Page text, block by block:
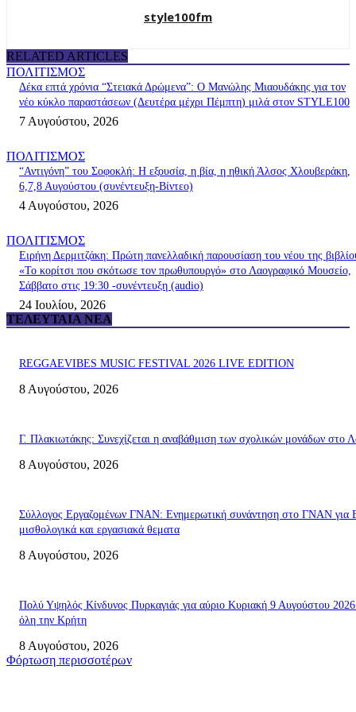
style100fm
RELATED ARTICLES
ΠΟΛΙΤΙΣΜΟΣ
Δέκα επτά χρόνια “Στειακά Δρώμενα”: Ο Μανώλης Μιαουδάκης για τον
νέο κύκλο παραστάσεων (Δευτέρα μέχρι Πέμπτη) μιλά στον STYLE100
7 Αυγούστου, 2026
ΠΟΛΙΤΙΣΜΟΣ
“Αντιγόνη” του Σοφοκλή: Η εξουσία, η βία, η ηθική Άλσος Χλουβεράκη,
6,7,8 Αυγούστου (συνέντευξη-Βίντεο)
4 Αυγούστου, 2026
ΠΟΛΙΤΙΣΜΟΣ
Ειρήνη Δερμιτζάκη: Πρώτη πανελλαδική παρουσίαση του νέου της
«Το κορίτσι που σκότωσε τον πρωθυπουργό» στο Λαογραφικό Μουσείο,
Σάββατο στις 19:30 -συνέντευξη (audio)
24 Ιουλίου, 2026
ΤΕΛΕΥΤΑΊΑ ΝΈΑ
REGGAEVIBES MUSIC FESTIVAL 2026 LIVE EDITION
8 Αυγούστου, 2026
Γ. Πλακιωτάκης: Συνεχίζεται η αναβάθμιση των σχολικών μονάδων στο
8 Αυγούστου, 2026
Σύλλογος Εργαζομένων ΓΝΑΝ: Ενημερωτική συνάντηση στο ΓΝΑΝ
μισθολογικά και εργασιακά θεματα
8 Αυγούστου, 2026
Πολύ Υψηλός Κίνδυνος Πυρκαγιάς για αύριο Κυριακή 9 Αυγούστου
όλη την Κρήτη
8 Αυγούστου, 2026
Φόρτωση περισσοτέρων